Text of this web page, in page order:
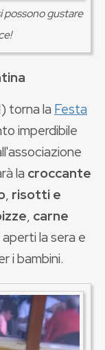
possono gustare
torna la Festa
imperdibile
la croccante
, risotti e
, carne
la sera e
i bambini.